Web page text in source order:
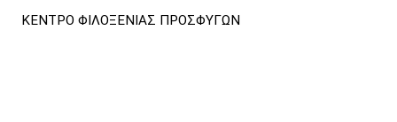
ΚΕΝΤΡΟ ΦΙΛΟΞΕΝΙΑΣ ΠΡΟΣΦΥΓΩΝ